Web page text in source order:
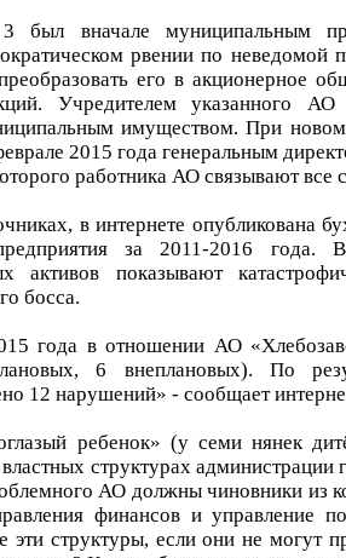
был вначале муниципальным
рвении по неведомой
его в акционерное
Учредителем указанного АО
имуществом. При
2015 года генеральным
работника АО связывают все
в интернете опубликована
за 2011-2016 года.
активов показывают
босса.
года в отношении АО
6 внеплановых). По
12 нарушений» - сообщает
ребенок» (у семи нянек
структурах администрации
АО должны чиновники из
финансов и управление
эти структуры, если они не могут